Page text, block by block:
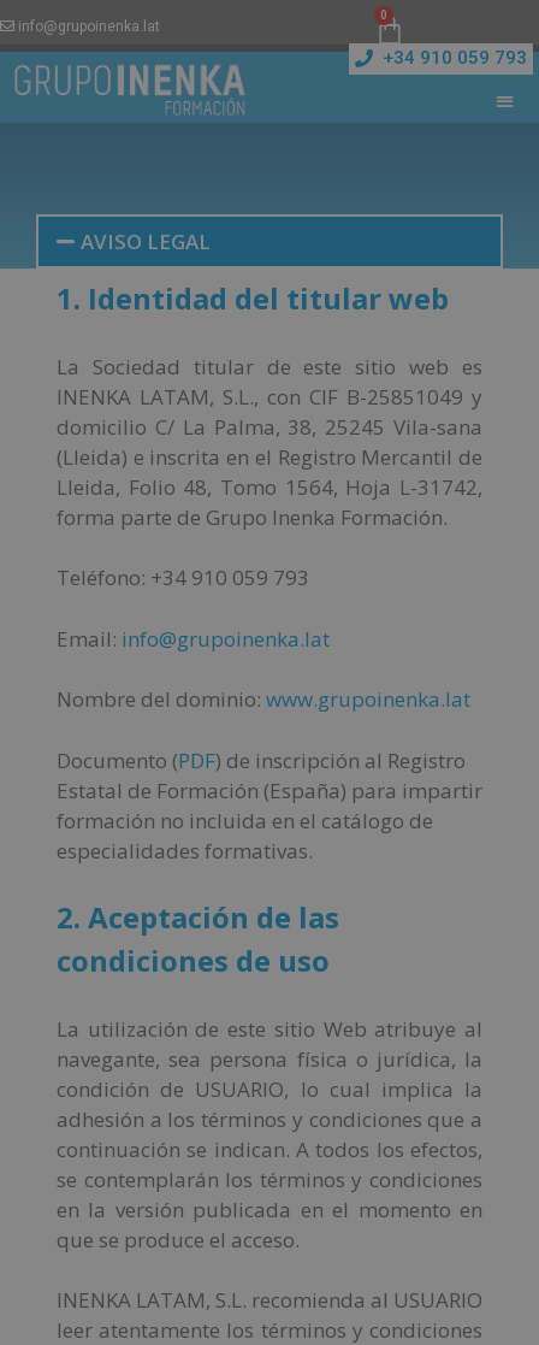
info@grupoinenka.lat
0
+34 910 059 793
AVISO LEGAL
1. Identidad del titular web
La Sociedad titular de este sitio web es
INENKA LATAM, S.L., con CIF B-25851049 y
domicilio C/ La Palma, 38, 25245 Vila-sana
(Lleida) e inscrita en el Registro Mercantil de
Lleida, Folio 48, Tomo 1564, Hoja L-31742,
forma parte de Grupo Inenka Formación.
Teléfono: +34 910 059 793
Email: info@grupoinenka.lat
Nombre del dominio: www.grupoinenka.lat
Documento (PDF) de inscripción al Registro
Estatal de Formación (España) para impartir
formación no incluida en el catálogo de
especialidades formativas.
2. Aceptación de las
condiciones de uso
La utilización de este sitio Web atribuye al
navegante, sea persona física o jurídica, la
condición de USUARIO, lo cual implica la
adhesión a los términos y condiciones que a
continuación se indican. A todos los efectos,
se contemplarán los términos y condiciones
en la versión publicada en el momento en
que se produce el acceso.
INENKA LATAM, S.L. recomienda al USUARIO
leer atentamente los términos y condiciones